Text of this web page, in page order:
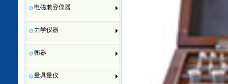
电磁兼容仪器
力学仪器
衡器
量具量仪